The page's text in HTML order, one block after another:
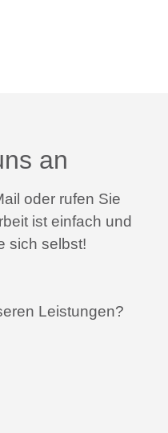
an
oder rufen Sie
ist einfach und
sich selbst!
Leistungen?